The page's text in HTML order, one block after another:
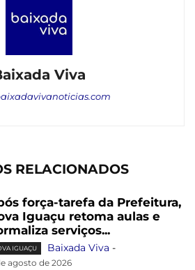
Viva
RELACIONADOS
força-tarefa da Prefeitura,
Iguaçu retoma aulas e
serviços...
IGUAÇU Baixada Viva -
agosto de 2026